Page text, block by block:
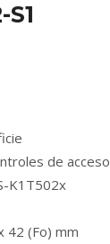
de acceso
K1T502x
42 (Fo) mm